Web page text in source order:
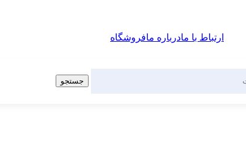
ارتباط با مادرباره مافروشگاه
جستجو